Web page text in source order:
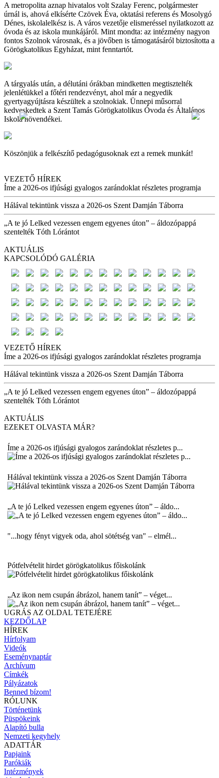
A metropolita aznap hivatalos volt Szalay Ferenc, polgármester
úrnál is, ahová elkísérte Czövek Éva, oktatási referens és Mosolygó
Dénes, iskolalelkész is. A város vezetője elismeréssel nyilatkozott az
óvoda és az iskola munkájáról. Mint mondta: az intézmény nagyon
fontos Szolnok városnak, és a jövőben is támogatásáról biztosította a
Görögkatolikus Egyházat, mint fenntartót.
A tárgyalás után, a délutáni órákban mindketten megtisztelték
jelenlétükkel a főtéri rendezvényt, ahol már a negyedik
gyertyagyújtásra készültek a szolnokiak. Ünnepi műsorral
kedveskedtek a Szent Tamás Görögkatolikus Óvoda és Általános
Iskola növendékei.
Köszönjük a felkészítő pedagógusoknak ezt a remek munkát!
VEZETŐ HÍREK
Íme a 2026-os ifjúsági gyalogos zarándoklat részletes programja
Hálával tekintünk vissza a 2026-os Szent Damján Táborra
„A te jó Lelked vezessen engem egyenes úton” – áldozópappá
szentelték Tóth Lórántot
AKTUÁLIS
KAPCSOLÓDÓ GALÉRIA
VEZETŐ HÍREK
Íme a 2026-os ifjúsági gyalogos zarándoklat részletes programja
Hálával tekintünk vissza a 2026-os Szent Damján Táborra
„A te jó Lelked vezessen engem egyenes úton” – áldozópappá
szentelték Tóth Lórántot
AKTUÁLIS
EZEKET OLVASTA MÁR?
Íme a 2026-os ifjúsági gyalogos zarándoklat részletes p...
Hálával tekintünk vissza a 2026-os Szent Damján Táborra
„A te jó Lelked vezessen engem egyenes úton” – áldo...
"...hogy fényt vigyek oda, ahol sötétség van" – elmél...
Pótfelvételit hirdet görögkatolikus főiskolánk
„Az ikon nem csupán ábrázol, hanem tanít” – véget...
UGRÁS AZ OLDAL TETEJÉRE
KEZDŐLAP
HÍREK
Hírfolyam
Videók
Eseménynaptár
Archívum
Címkék
Pályázatok
Benned bízom!
RÓLUNK
Történetünk
Püspökeink
Alapító bulla
Nemzeti kegyhely
ADATTÁR
Papjaink
Parókiák
Intézmények